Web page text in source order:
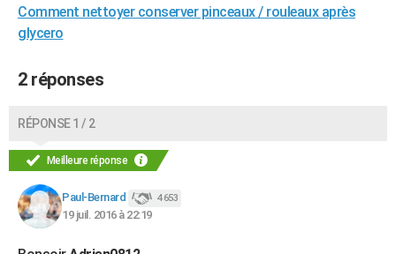
S'inscrire
Se connecter
Lycées
Collèges
Primaires
Universités
Entreprises
Service militaire
Avis de recherche
AVIS DE DÉCÈS
Bricolage
Lifestyle
Culture
Sport
Auto
Television
Voyage
Cinema
Comment nettoyer conserver pinceaux / rouleaux après
glycero
2 réponses
RÉPONSE 1 / 2
Meilleure réponse
Paul-Bernard 4 653
19 juil. 2016 à 22:19